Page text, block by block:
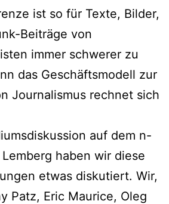
ist so für Texte, Bilder,
Beiträge von
immer schwerer zu
das Geschäftsmodell zur
Journalismus rechnet sich
auf dem n-
haben wir diese
etwas diskutiert. Wir,
Patz, Eric Maurice, Oleg